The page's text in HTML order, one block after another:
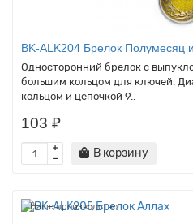
BK-ALK204 Брелок Полумесяц
Односторонний брелок с
большим кольцом для ключей.
кольцом и цепочкой 9..
103 ₽
В корзину
Наше производство